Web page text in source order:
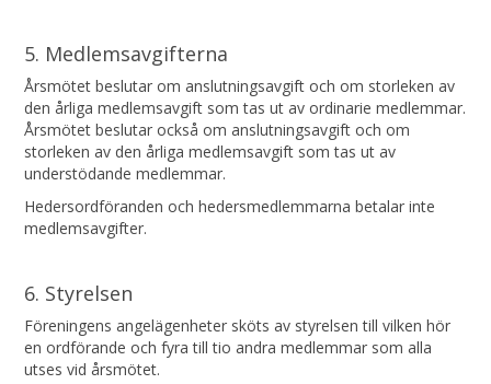
5. Medlemsavgifterna
Årsmötet beslutar om anslutningsavgift och om storleken av
den årliga medlemsavgift som tas ut av ordinarie medlemmar.
Årsmötet beslutar också om anslutningsavgift och om
storleken av den årliga medlemsavgift som tas ut av
understödande medlemmar.
Hedersordföranden och hedersmedlemmarna betalar inte
medlemsavgifter.
6. Styrelsen
Föreningens angelägenheter sköts av styrelsen till vilken hör
en ordförande och fyra till tio andra medlemmar som alla
utses vid årsmötet.